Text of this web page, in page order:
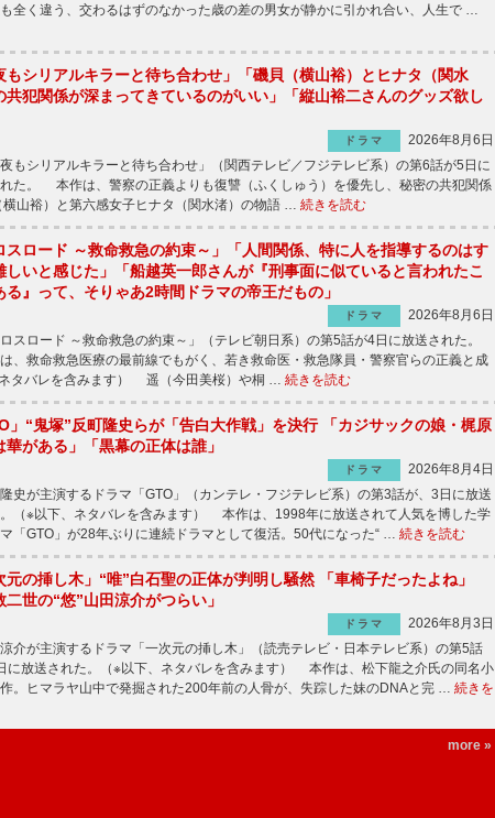
全く違う、交わるはずのなかった歳の差の男女が静かに引かれ合い、人生で …
もシリアルキラーと待ち合わせ」「磯貝（横山裕）とヒナタ（関水
共犯関係が深まってきているのがいい」「縦山裕二さんのグッズ欲し
ドラマ
2026年8月6日
もシリアルキラーと待ち合わせ」（関西テレビ／フジテレビ系）の第6話が5日に
た。 本作は、警察の正義よりも復讐（ふくしゅう）を優先し、秘密の共犯関係
山裕）と第六感女子ヒナタ（関水渚）の物語 … 続きを読む
スロード ～救命救急の約束～」「人間関係、特に人を指導するのはす
しいと感じた」「船越英一郎さんが『刑事面に似ていると言われたこ
る』って、そりゃあ2時間ドラマの帝王だもの」
ドラマ
2026年8月6日
スロード ～救命救急の約束～」（テレビ朝日系）の第5話が4日に放送された。
、救命救急医療の最前線でもがく、若き救命医・救急隊員・警察官らの正義と成
タバレを含みます） 遥（今田美桜）や桐 … 続きを読む
」“鬼塚”反町隆史らが「告白大作戦」を決行 「カジサックの娘・梶原
華がある」「黒幕の正体は誰」
ドラマ
2026年8月4日
史が主演するドラマ「GTO」（カンテレ・フジテレビ系）の第3話が、3日に放送
（※以下、ネタバレを含みます） 本作は、1998年に放送されて人気を博した学
「GTO」が28年ぶりに連続ドラマとして復活。50代になった“ … 続きを読む
元の挿し木」“唯”白石聖の正体が判明し騒然 「車椅子だったよね」
二世の“悠”山田涼介がつらい」
ドラマ
2026年8月3日
介が主演するドラマ「一次元の挿し木」（読売テレビ・日本テレビ系）の第5話
に放送された。（※以下、ネタバレを含みます） 本作は、松下龍之介氏の同名小
。ヒマラヤ山中で発掘された200年前の人骨が、失踪した妹のDNAと完 … 続きを
more »